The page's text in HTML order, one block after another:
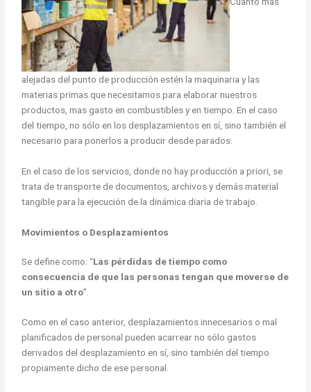
alejadas del punto de producción estén la maquinaria y las
materias primas que necesitamos para elaborar nuestros
productos, mas gasto en combustibles y en tiempo. En el caso
del tiempo, no sólo en los desplazamientos en sí, sino también el
necesario para ponerlos a producir desde parados.
En el caso de los servicios, donde no hay producción a priori, se
trata de transporte de documentos, archivos y demás material
tangible para la ejecución de la dinámica diaria de trabajo.
Movimientos o Desplazamientos
Se define como: “Las pérdidas de tiempo como
consecuencia de que las personas tengan que moverse de
un sitio a otro”.
Como en el caso anterior, desplazamientos innecesarios o mal
planificados de personal pueden acarrear no sólo gastos
derivados del desplazamiento en sí, sino también del tiempo
propiamente dicho de ese personal.